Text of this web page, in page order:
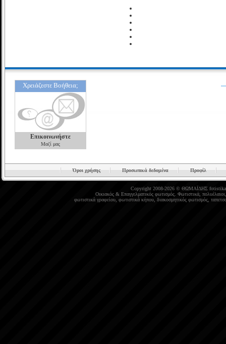
Χρειάζεστε Βοήθεια;
Επικοινωνήστε
Μαζί μας
Όροι χρήσης Προσωπικά δεδομένα Προφίλ
Copyright 2008-2026 © ΘΩΜΑΪΔΗΣ
Οικιακός& Επαγγελματικός φωτισμός. Φωτιστικά, πολυέλαιοι
φωτιστικά γραφείου, φωτιστικά κήπου, διακοσμητικός φωτισμός,